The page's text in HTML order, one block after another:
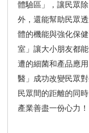
體驗區」，讓民眾
外，還能幫助民眾
體的機能與強化保
室」讓大小朋友都
遭的細菌和產品應
醫」成功改變民眾
民眾間的距離的同
產業善盡一份心力！